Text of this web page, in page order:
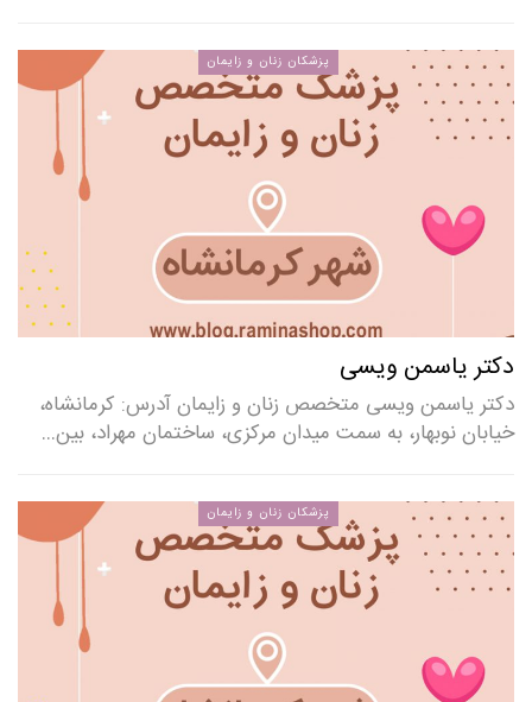
پزشکان زنان و زایمان
دکتر یاسمن ویسی
دکتر یاسمن ویسی متخصص زنان و زایمان آدرس: کرمانشاه،
خیابان نوبهار، به سمت میدان مرکزی، ساختمان مهراد، بین…
پزشکان زنان و زایمان